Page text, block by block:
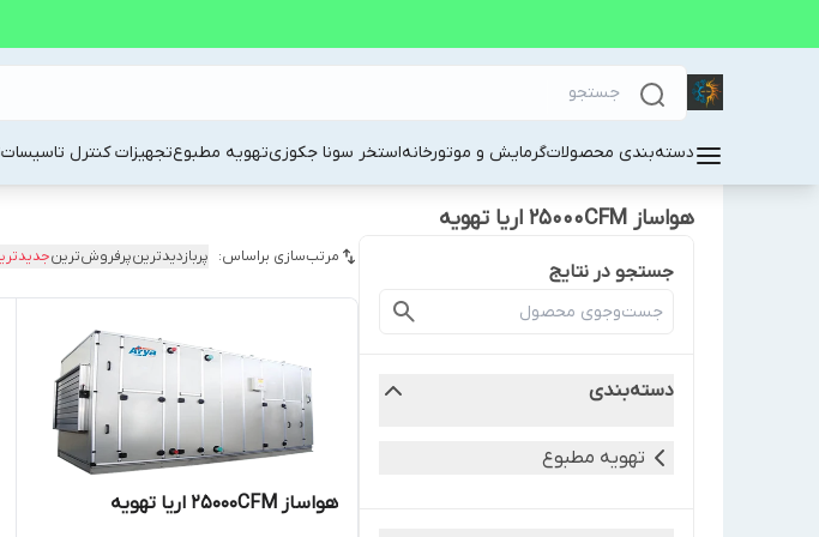
دسته‌بندی محصولاتگرمایش و موتورخانهاستخر سونا جکوزیتهویه مطبوعتجهیزات کنترل تاسیسات
هواساز 25000CFM اریا تهویه
جستجو در نتایج
دسته‌بندی
تهویه مطبوع
مرتب‌سازی براساس: پربازدیدترینپرفروش‌ترین
هواساز 25000CFM اریا تهویه